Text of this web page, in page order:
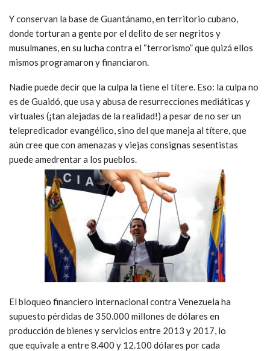
Y conservan la base de Guantánamo, en territorio cubano,
donde torturan a gente por el delito de ser negritos y
musulmanes, en su lucha contra el “terrorismo” que quizá ellos
mismos programaron y financiaron.
Nadie puede decir que la culpa la tiene el títere. Eso: la culpa no
es de Guaidó, que usa y abusa de resurrecciones mediáticas y
virtuales (¡tan alejadas de la realidad!) a pesar de no ser un
telepredicador evangélico, sino del que maneja al títere, que
aún cree que con amenazas y viejas consignas sesentistas
puede amedrentar a los pueblos.
El bloqueo financiero internacional contra Venezuela ha
supuesto pérdidas de 350.000 millones de dólares en
producción de bienes y servicios entre 2013 y 2017, lo
que equivale a entre 8.400 y 12.100 dólares por cada